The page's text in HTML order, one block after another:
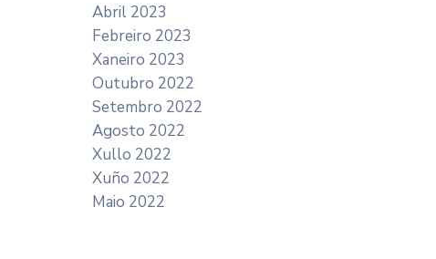
Abril 2023
Febreiro 2023
Xaneiro 2023
Outubro 2022
Setembro 2022
Agosto 2022
Xullo 2022
Xuño 2022
Maio 2022